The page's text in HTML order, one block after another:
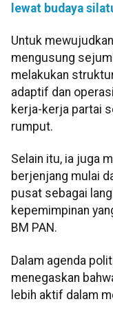
lewat budaya
Untuk
mengusung
melakukan
adaptif dan
kerja-kerja partai
rumput.
Selain itu, ia juga
berjenjang mulai
pusat sebagai
kepemimpinan
BM PAN.
Dalam agenda
menegaskan
lebih aktif dalam